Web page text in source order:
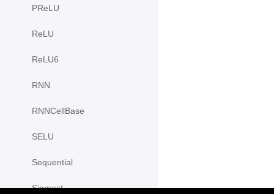
PReLU
ReLU
ReLU6
RNN
RNNCellBase
SELU
Sequential
Sigmoid